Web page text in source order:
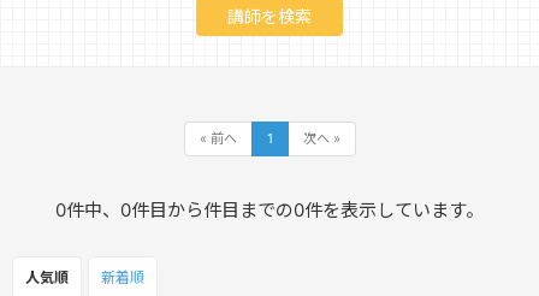
« 前へ 1 次へ »
0件中、0件目から件目までの0件を表示しています。
人気順 新着順